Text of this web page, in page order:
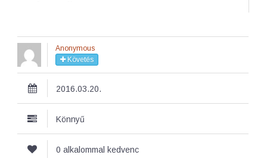
Anonymous
Követés
2016.03.20.
Könnyű
0 alkalommal kedvenc